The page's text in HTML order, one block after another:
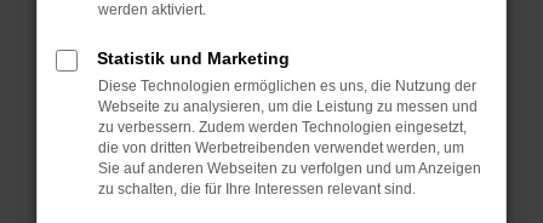
können das Laden bestimmter Seiten
anderen Browser oder in einem privaten
Fenster?
Starte dein Gerät neu.
Das kann manchmal helfen,
vorübergehende Probleme zu beheben.
werden aktiviert.
Statistik und Marketing
Diese Technologien ermöglichen es uns, die Nutzung der
Webseite zu analysieren, um die Leistung zu messen und
zu verbessern. Zudem werden Technologien eingesetzt,
die von dritten Werbetreibenden verwendet werden, um
Sie auf anderen Webseiten zu verfolgen und um Anzeigen
zu schalten, die für Ihre Interessen relevant sind.